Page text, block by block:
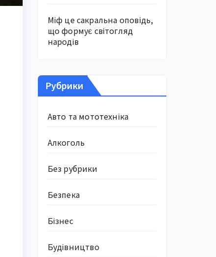
Міф це сакральна оповідь,
що формує світогляд
народів
Рубрики
Авто та мототехніка
Алкоголь
Без рубрики
Безпека
Бізнес
Будівництво